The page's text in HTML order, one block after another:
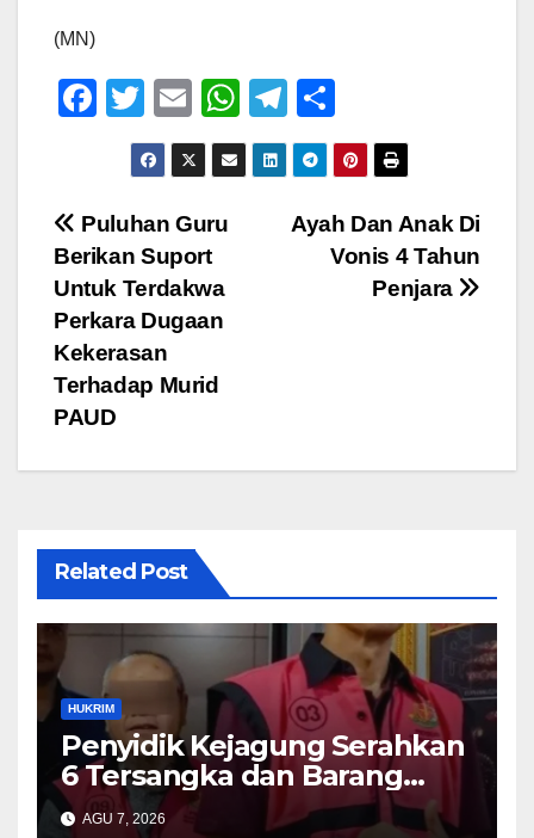
(MN)
F
e
b
o
o
k
T
wi
tt
er
E
m
ail
W
h
at
T
el
e
gr
a
h
ar
e
Navigasi
pos
Ayah Dan Anak Di
Vonis 4 Tahun
Penjara
Puluhan Guru
Berikan Suport
Untuk Terdakwa
Perkara Dugaan
Kekerasan
Terhadap Murid
PAUD
Related Post
HUKRIM
Penyidik Kejagung Serahkan
6 Tersangka dan Barang
Bukti Perkara Korupsi
AGU 7, 2026